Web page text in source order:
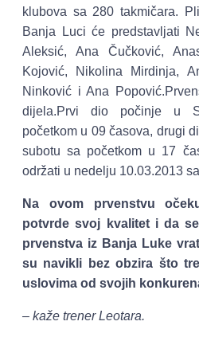
klubova sa 280 takmičara.
Banja Luci će predstavljati
Aleksić, Ana Čučković,
Kojović, Nikolina Mirdinja,
Ninković i Ana
dijela.Prvi dio počinje u
početkom u 09 časova, drugi
subotu sa početkom u 17
održati u nedelju 10.03.2013
Na ovom prvenstvu
potvrde svoj kvalitet i da
prvenstva iz Banja Luke
su navikli bez obzira što
uslovima od svojih
– kaže trener Leotara.